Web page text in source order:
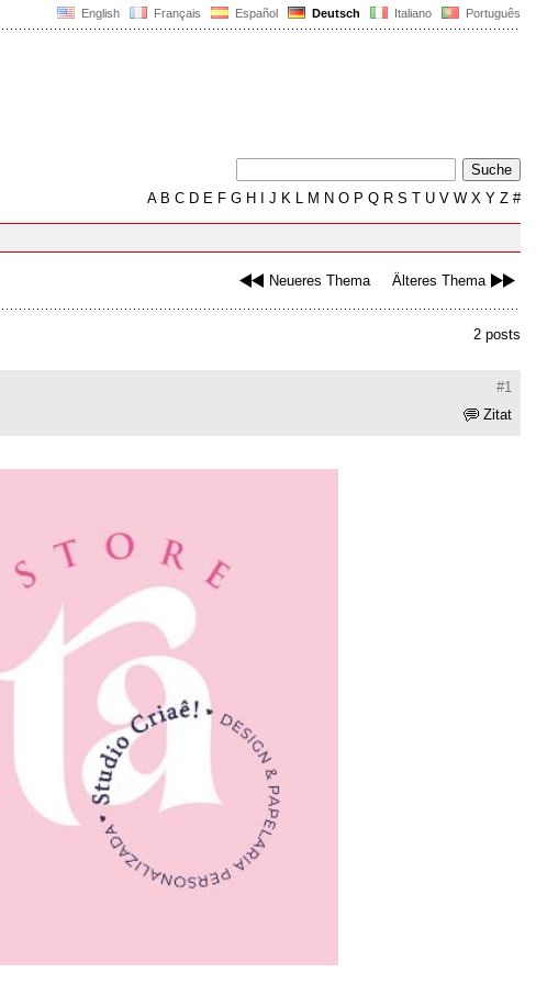
English Français Español Deutsch Italiano Português
AB C D E F G H J K L M N O P Q R S T U V W X Y Z #
Neueres Thema Älteres Thema
2 posts
#1
Zitat